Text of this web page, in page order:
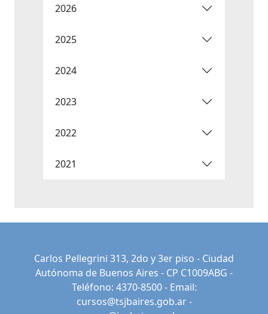
2026
2025
2024
2023
2022
2021
Carlos Pellegrini 313, 2do y 3er piso - Ciudad
Autónoma de Buenos Aires - CP C1009ABG -
Teléfono: 4370-8500 - Email:
cursos@tsjbaires.gob.ar-